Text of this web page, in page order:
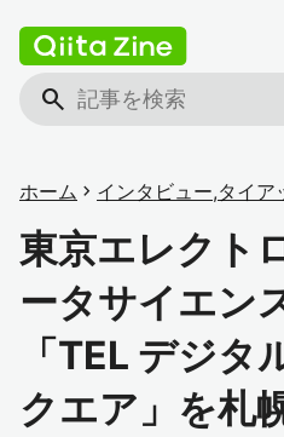
search
ホーム chevron_right インタビュー,タイア
東京エレクト
ータサイエン
「TEL デジタ
クエア」を札